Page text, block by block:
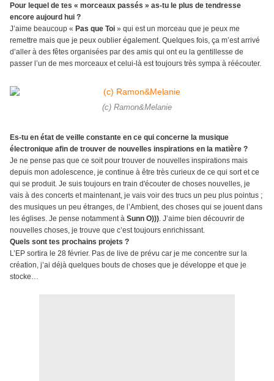
Pour lequel de tes « morceaux passés » as-tu le plus de tendresse
encore aujourd hui ?
J’aime beaucoup « Pas que Toi » qui est un morceau que je peux me
remettre mais que je peux oublier également. Quelques fois, ça m’est arrivé
d’aller à des fêtes organisées par des amis qui ont eu la gentillesse de
passer l’un de mes morceaux et celui-là est toujours très sympa à réécouter.
(c) Ramon&Melanie
Es-tu en état de veille constante en ce qui concerne la musique
électronique afin de trouver de nouvelles inspirations en la matière ?
Je ne pense pas que ce soit pour trouver de nouvelles inspirations mais
depuis mon adolescence, je continue à être très curieux de ce qui sort et ce
qui se produit. Je suis toujours en train d'écouter de choses nouvelles, je
vais à des concerts et maintenant, je vais voir des trucs un peu plus pointus ;
des musiques un peu étranges, de l’Ambient, des choses qui se jouent dans
les églises. Je pense notamment à Sunn O))). J’aime bien découvrir de
nouvelles choses, je trouve que c’est toujours enrichissant.
Quels sont tes prochains projets ?
L’EP sortira le 28 février. Pas de live de prévu car je me concentre sur la
création, j’ai déjà quelques bouts de choses que je développe et que je
stocke…